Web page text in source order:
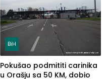
BiH
Pokušao podmititi carinika
u Orašju sa 50 KM, dobio